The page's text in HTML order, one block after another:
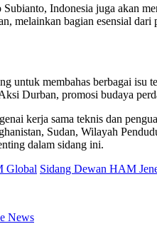
Indonesia juga akan
melainkan bagian esensial
untuk membahas berbagai isu
Durban, promosi budaya
kerja sama teknis dan
Sudan, Wilayah
dalam sidang ini.
Global Sidang Dewan HAM
News